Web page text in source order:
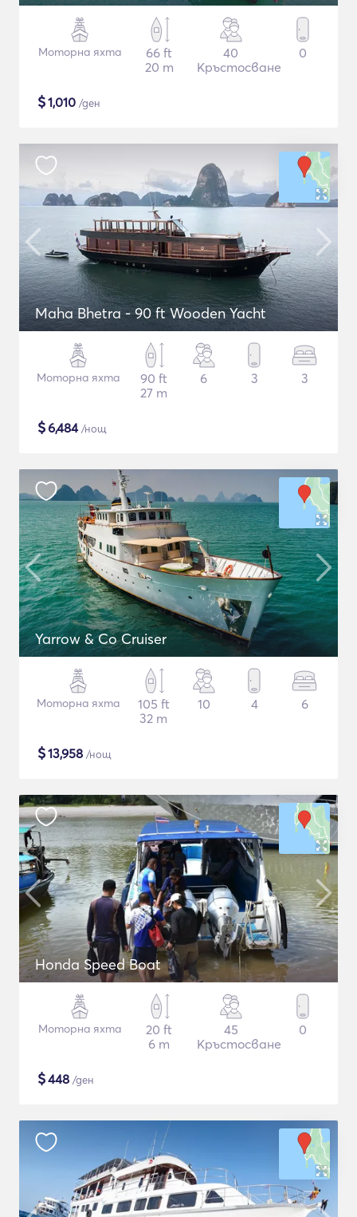
Моторна яхта
66 ft
20 m
40
Кръстосване
0
$1,010 /ден
Maha Bhetra - 90 ft Wooden Yacht
Моторна яхта
90 ft
27 m
6 3 3
$6,484/нощ
Yarrow & Co Cruiser
Моторна яхта
105 ft
32 m
10 4 6
$13,958 /нощ
Honda Speed Boat
Моторна яхта
20 ft
6 m
45
Кръстосване
0
$448 /ден